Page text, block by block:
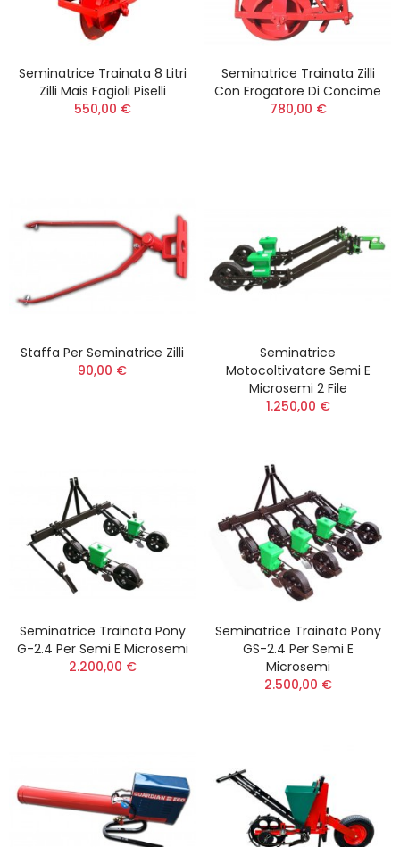
Seminatrice Trainata 8 Litri
Zilli Mais Fagioli Piselli
550,00 €
Seminatrice Trainata Zilli
Con Erogatore Di Concime
780,00 €
Staffa Per Seminatrice Zilli
90,00 €
Seminatrice
Motocoltivatore Semi E
Microsemi 2 File
1.250,00 €
Seminatrice Trainata Pony
G-2.4 Per Semi E Microsemi
2.200,00 €
Seminatrice Trainata Pony
GS-2.4 Per Semi E
Microsemi
2.500,00 €